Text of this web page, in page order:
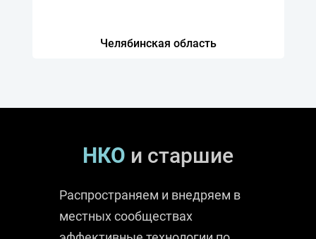
Челябинская область
НКО и старшие
Распространяем и внедряем в
местных сообществах